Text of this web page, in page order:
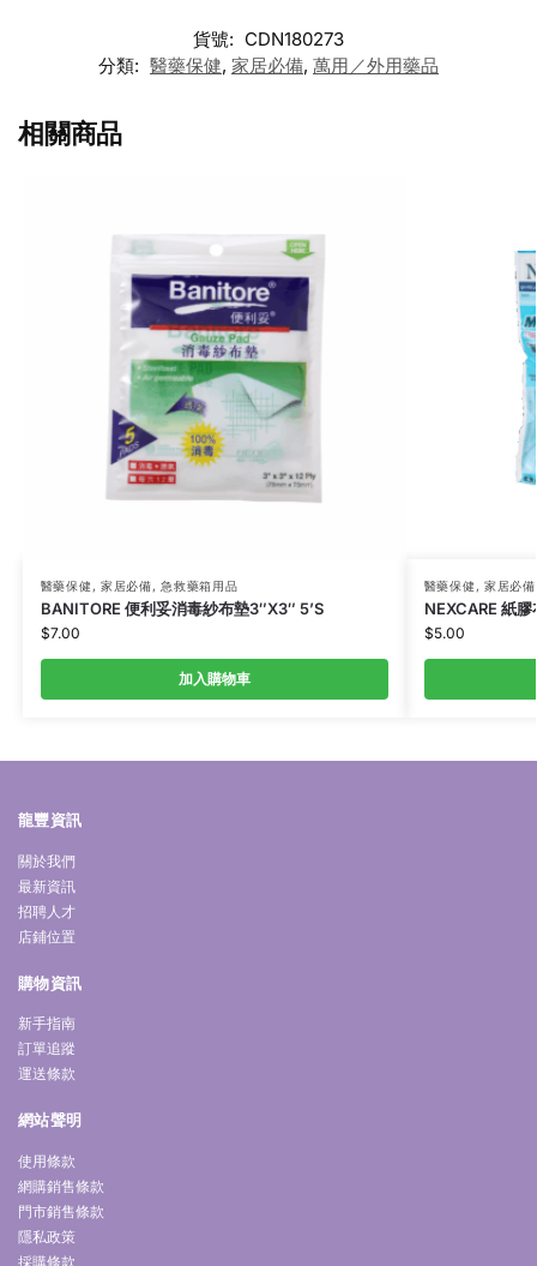
貨號: CDN180273
分類: 醫藥保健, 家居必備, 萬用／外用藥品
相關商品
醫藥保健, 家居必備,急救藥箱用品
BANITORE 便利妥消毒紗布墊3″X3″ 5’S
$7.00
加入購物車
醫藥保健, 家居必備
NEXCARE 紙
$5.00
龍豐資訊
關於我們
最新資訊
招聘人才
店鋪位置
購物資訊
新手指南
訂單追蹤
運送條款
網站聲明
使用條款
網購銷售條款
門市銷售條款
隱私政策
採購條款